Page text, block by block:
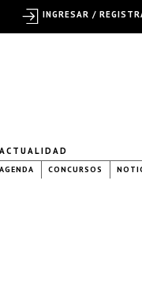
ACTUALIDAD
AGENDA CONCURSOS
INGRESAR /